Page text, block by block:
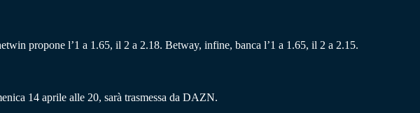
propone l’1 a 1.65, il 2 a 2.18. Betway, infine, banca l’1 a 1.65, il 2 a 2.15.
14 aprile alle 20, sarà trasmessa da DAZN.